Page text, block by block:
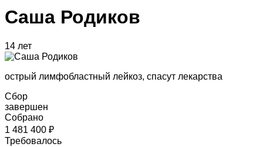
Саша Родиков
14 лет
острый лимфобластный лейкоз, спасут лекарства
Сбор
завершен
Собрано
1 481 400 ₽
Требовалось